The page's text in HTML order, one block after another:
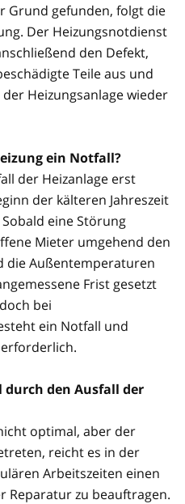
Grund gefunden, folgt die
Der Heizungsnotdienst
den Defekt,
Teile aus und
Heizungsanlage wieder
ein Notfall?
der Heizanlage erst
der kälteren Jahreszeit
eine Störung
Mieter umgehend den
die Außentemperaturen
Frist gesetzt
bei
ein Notfall und
den Ausfall der
optimal, aber der
reicht es in der
Arbeitszeiten einen
Reparatur zu beauftragen.